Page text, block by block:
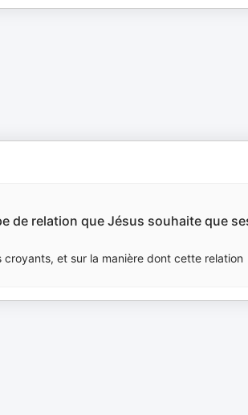
de relation que Jésus souhaite que
et sur la manière dont cette relation